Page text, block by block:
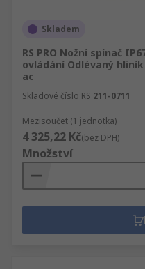
Skladem
RS PRO Nožní spínač
ovládání Odlévaný hliník
ac
Skladové číslo RS 211-0711
Mezisoučet (1 jednotka)
4 325,22 Kč(bez DPH)
Množství